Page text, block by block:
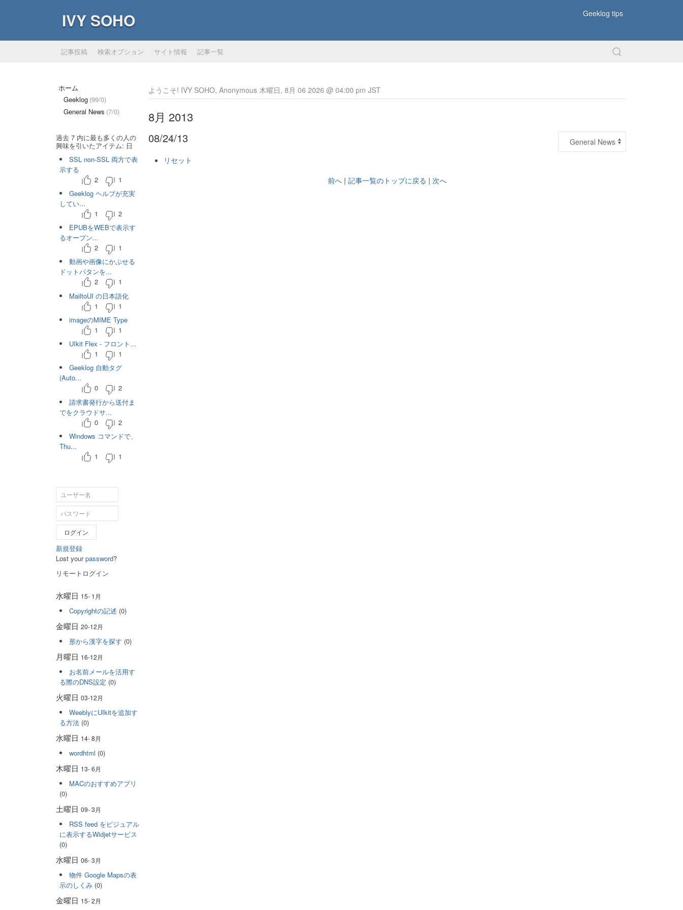
IVY SOHO Geeklog tips
記事投稿 検索オプション サイト情報 記事一覧
ようこそ! IVY SOHO, Anonymous 木曜日, 8月 06 2026 @ 04:00 pm JST
8月 2013
08/24/13
リセット
前へ | 記事一覧のトップに戻る | 次へ
ホーム
Geeklog (99/0)
General News (7/0)
過去 7 内に最も多くの人の
興味を引いたアイテム: 日
SSL non-SSL 両方で表
示する
2
1
Geeklog ヘルプが充実
してい...
1
2
EPUBをWEBで表示す
るオープン...
2
1
動画や画像にかぶせる
ドットパタンを...
2
1
MailtoUI の日本語化
1
1
imageのMIME Type
1
1
UIkit Flex - フロント...
1
1
Geeklog 自動タグ
(Auto...
0
2
請求書発行から送付ま
でをクラウドサ...
0
2
Windows コマンドで、
Thu...
1
1
ログイン
新規登録
Lost yourpassword?
リモートログイン
水曜日 15- 1月
Copyrightの記述 (0)
金曜日 20-12月
形から漢字を探す (0)
月曜日 16-12月
お名前メールを活用す
る際のDNS設定 (0)
火曜日 03-12月
WeeblyにUIkitを追加す
る方法(0)
水曜日 14- 8月
wordhtml (0)
木曜日 13- 6月
MACのおすすめアプリ
(0)
土曜日 09- 3月
RSS feed をビジュアル
に表示するWidjetサービス
(0)
水曜日 06- 3月
物件 Google Mapsの表
示のしくみ(0)
金曜日 15- 2月